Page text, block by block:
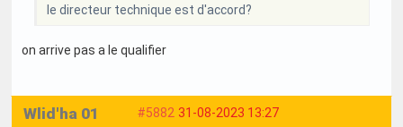
le directeur technique est d'accord?
on arrive pas a le qualifier
#5882 31-08-2023 13:27
Wlid'ha 01